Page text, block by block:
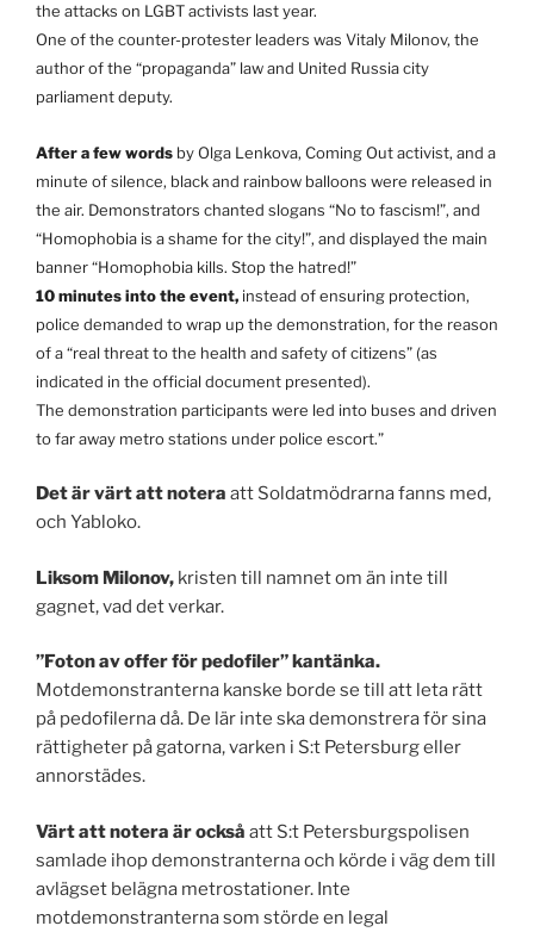
the attacks on LGBT activists last year.
One of the counter-protester leaders was Vitaly Milonov, the
author of the “propaganda” law and United Russia city
parliament deputy.
After a few words by Olga Lenkova, Coming Out activist, and a
minute of silence, black and rainbow balloons were released in
the air. Demonstrators chanted slogans “No to fascism!”, and
“Homophobia is a shame for the city!”, and displayed the main
banner “Homophobia kills. Stop the hatred!”
10 minutes into the event, instead of ensuring protection,
police demanded to wrap up the demonstration, for the reason
of a “real threat to the health and safety of citizens” (as
indicated in the official document presented).
The demonstration participants were led into buses and driven
to far away metro stations under police escort.”
Det är värt att notera att Soldatmödrarna fanns med,
och Yabloko.
Liksom Milonov, kristen till namnet om än inte till
gagnet, vad det verkar.
”Foton av offer för pedofiler” kantänka.
Motdemonstranterna kanske borde se till att leta rätt
på pedofilerna då. De lär inte ska demonstrera för sina
rättigheter på gatorna, varken i S:t Petersburg eller
annorstädes.
Värt att notera är också att S:t Petersburgspolisen
samlade ihop demonstranterna och körde i väg dem till
avlägset belägna metrostationer. Inte
motdemonstranterna som störde en legal